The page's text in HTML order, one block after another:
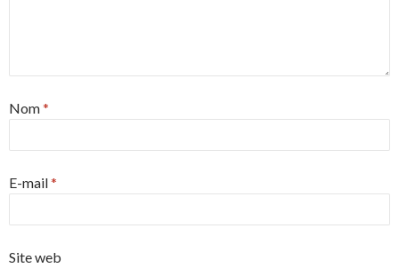
Nom*
E-mail*
Site web